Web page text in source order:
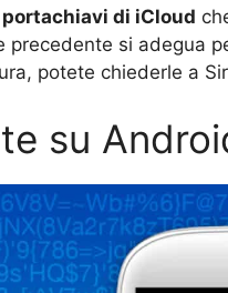
portachiavi di iCloud
precedente si adegua
potete chiederle a
su